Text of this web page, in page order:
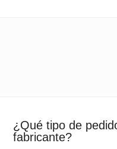
¿Qué tipo de
fabricante?